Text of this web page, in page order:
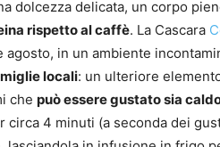
dolcezza delicata, un corpo
rispetto al caffè. La Cascara
agosto, in un ambiente
locali: un ulteriore
che può essere gustato sia
circa 4 minuti (a seconda dei